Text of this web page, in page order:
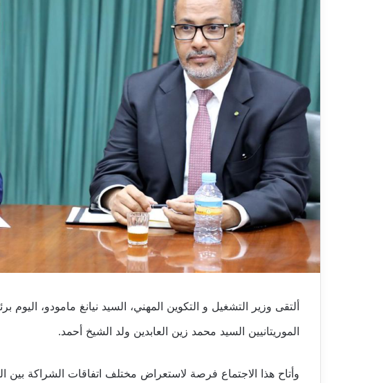
ألتقى وزير التشغيل و التكوين المهني، السيد نيانغ مامودو، اليوم
الموريتانيين السيد محمد زين العابدين ولد الشيخ أحمد.
وأتاح هذا الاجتماع فرصة لاستعراض مختلف اتفاقات الشراكة بين